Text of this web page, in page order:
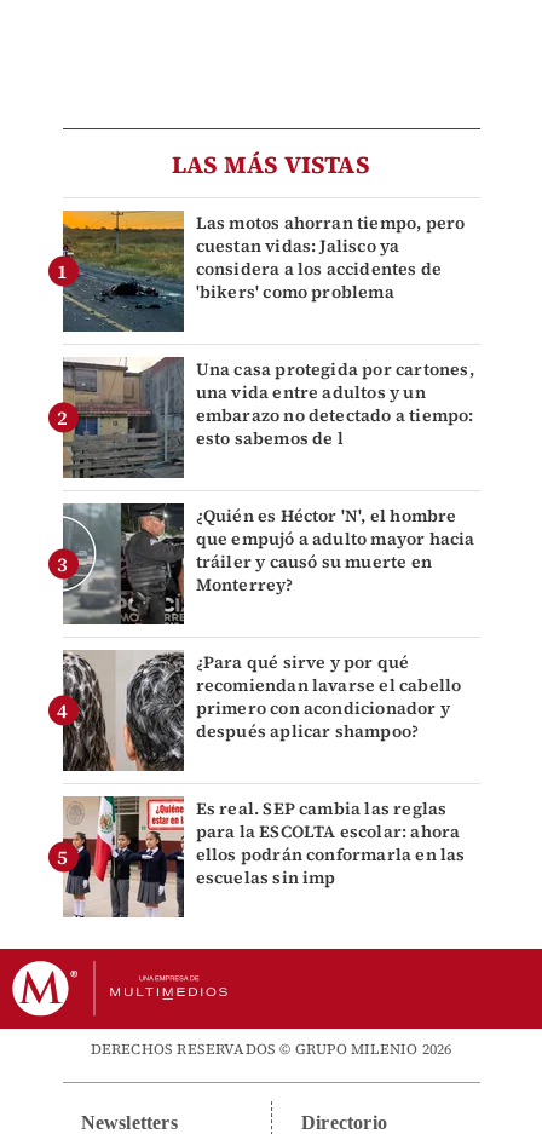
LAS MÁS VISTAS
Las motos ahorran tiempo, pero
cuestan vidas: Jalisco ya
considera a los accidentes de
'bikers' como problema
Una casa protegida por cartones,
una vida entre adultos y un
embarazo no detectado a tiempo:
esto sabemos de l
¿Quién es Héctor 'N', el hombre
que empujó a adulto mayor hacia
tráiler y causó su muerte en
Monterrey?
¿Para qué sirve y por qué
recomiendan lavarse el cabello
primero con acondicionador y
después aplicar shampoo?
Es real. SEP cambia las reglas
para la ESCOLTA escolar: ahora
ellos podrán conformarla en las
escuelas sin imp
DERECHOS RESERVADOS © GRUPO MILENIO 2026
Newsletters Directorio